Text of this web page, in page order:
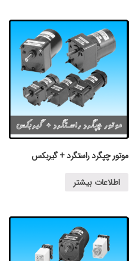
موتور چپگرد راستگرد + گیربکس
اطلاعات بیشتر